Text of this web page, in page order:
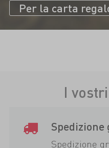
Per la carta
I
Spedizione